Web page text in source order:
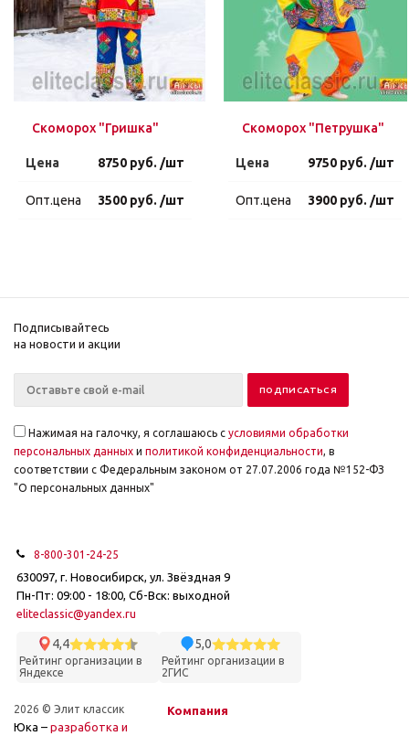
Скоморох "Гришка"
Цена 8750 руб. /шт
Опт.цена 3500 руб. /шт
Скоморох "Петрушка"
Цена 9750 руб. /шт
Опт.цена 3900 руб. /шт
Подписывайтесь
на новости и акции
Нажимая на галочку, я соглашаюсь с условиями обработки
персональных данных и политикой конфиденциальности, в
соответствии с Федеральным законом от 27.07.2006 года №152-ФЗ
"О персональных данных"
8-800-301-24-25
630097, г. Новосибирск, ул. Звёздная 9
Пн-Пт: 09:00 - 18:00, Сб-Вск: выходной
eliteclassic@yandex.ru
4,4
Рейтинг организации в
Яндексе
5,0
Рейтинг организации в
2ГИС
2026 © Элит классик
Юка – разработка и
Компания